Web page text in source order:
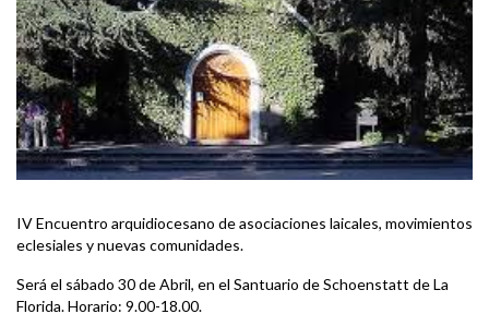
IV Encuentro arquidiocesano de asociaciones laicales, movimientos
eclesiales y nuevas comunidades.
Será el sábado 30 de Abril, en el Santuario de Schoenstatt de La
Florida. Horario: 9.00-18.00.